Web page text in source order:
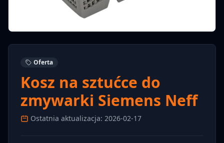
Oferta
Kosz na sztućce do
zmywarki Siemens Neff
Ostatnia aktualizacja: 2026-02-17